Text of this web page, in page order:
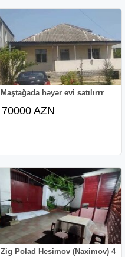
Maştağada həyər evi satılırrr
70000 AZN
Zig Polad Hesimov (Naximov) 4